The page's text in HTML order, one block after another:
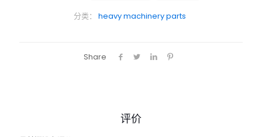
分类： heavy machinery parts
Share
评价